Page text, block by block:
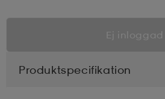
Ej inloggad
Produktspecifikation